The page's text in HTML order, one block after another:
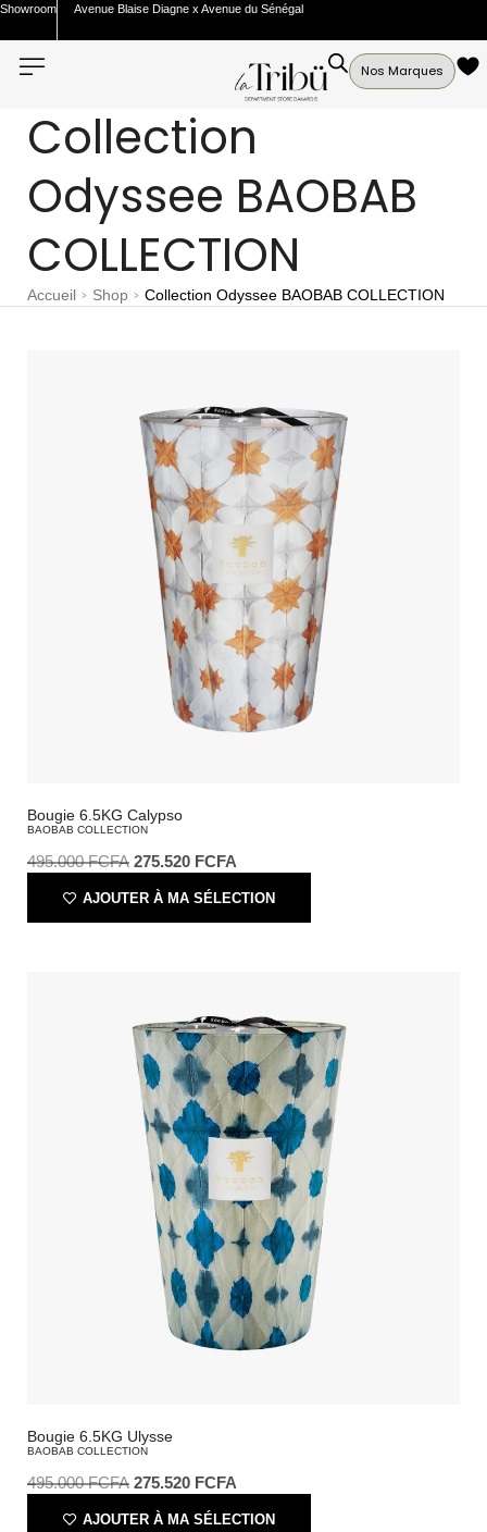
Showroom Avenue Blaise Diagne x Avenue du Sénégal
Nos Marques
Collection
Odyssee BAOBAB
COLLECTION
Accueil > Shop > Collection Odyssee BAOBAB COLLECTION
Bougie 6.5KG Calypso
BAOBAB COLLECTION
495.000FCFA 275.520 FCFA
AJOUTER À MA SÉLECTION
Bougie 6.5KG Ulysse
BAOBAB COLLECTION
495.000FCFA 275.520 FCFA
AJOUTER À MA SÉLECTION